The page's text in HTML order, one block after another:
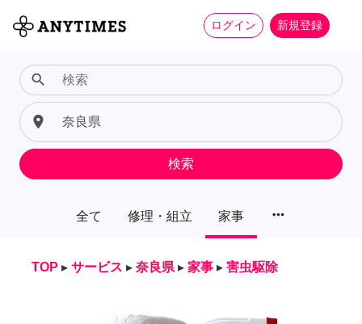
ログイン 新規登録
全て 修理・組立 家事 more_horiz
search
place
検索
TOP ▸ サービス ▸ 奈良県 ▸ 家事 ▸ 害虫駆除